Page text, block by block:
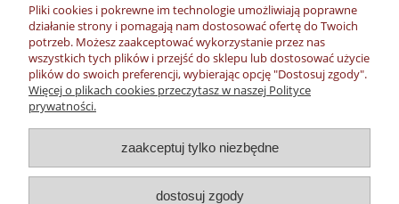
Uszczelnienia spoczynkowe - tak
Piece - tak
Kominki - tak
Pompy tłokowe - nie zalecane
Pompy wirnikowe - nie zalecane
Moje konto
Płatności, dostawa, zwroty
Pliki cookies i pokrewne im technologie umożliwiają poprawne
działanie strony i pomagają nam dostosować ofertę do Twoich
potrzeb. Możesz zaakceptować wykorzystanie przez nas
wszystkich tych plików i przejść do sklepu lub dostosować użycie
plików do swoich preferencji, wybierając opcję "Dostosuj zgody".
Więcej o plikach cookies przeczytasz w naszej Polityce
prywatności.
zaakceptuj tylko niezbędne
dostosuj zgody